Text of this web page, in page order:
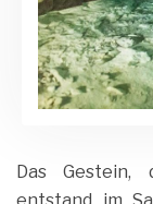
Das Gestein,